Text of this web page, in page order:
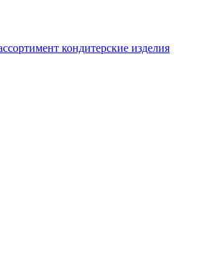
кондитерские изделия